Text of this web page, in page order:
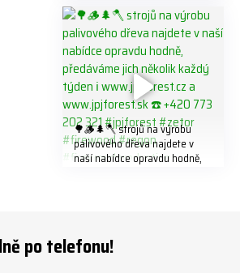
#biojack #regon #vahvajussi
🌳🪵🌲🪓 strojů na výrobu
palivového dřeva najdete v
naší nabídce opravdu hodně,
#firewoodproduction
po telefonu!